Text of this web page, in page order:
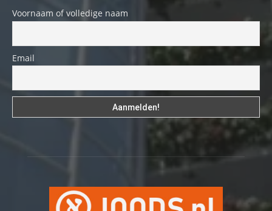
Voornaam of volledige naam
Email